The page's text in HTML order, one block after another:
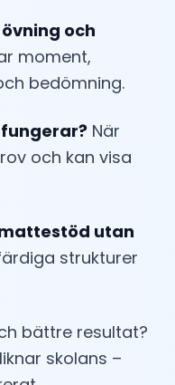
och
moment,
bedömning.
När
och kan visa
utan
strukturer
bättre resultat?
skolans –